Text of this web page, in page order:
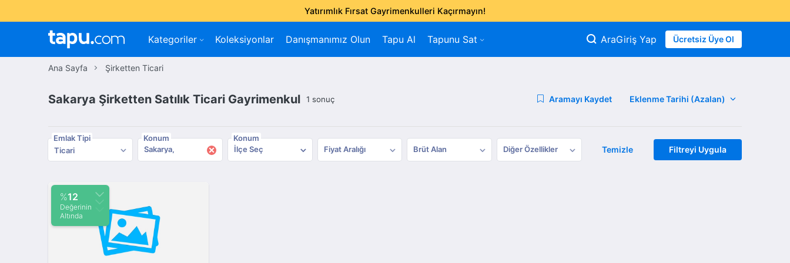
Yatırımlık Fırsat Gayrimenkulleri Kaçırmayın!
Kategoriler Koleksiyonlar Danışmanımız Olun Tapu Al Tapunu Sat AraGiriş Yap Ücretsiz Üye Ol
Ana Sayfa Şirketten Ticari
Sakarya Şirketten Satılık Ticari Gayrimenkul 1 sonuç Aramayı Kaydet
Ticari
Emlak Tipi
Konum
Sakarya
×
Konum
İlçe Seç
Fiyat Aralığı Brüt Alan Diğer Özellikler Temizle Filtreyi Uygula
%12
Değerinin
Altında